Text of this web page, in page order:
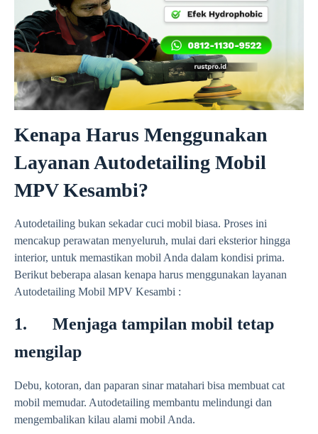
Kenapa Harus Menggunakan
Layanan Autodetailing Mobil
MPV Kesambi?
Autodetailing bukan sekadar cuci mobil biasa. Proses ini
mencakup perawatan menyeluruh, mulai dari eksterior hingga
interior, untuk memastikan mobil Anda dalam kondisi prima.
Berikut beberapa alasan kenapa harus menggunakan layanan
Autodetailing Mobil MPV Kesambi :
1. Menjaga tampilan mobil tetap
mengilap
Debu, kotoran, dan paparan sinar matahari bisa membuat cat
mobil memudar. Autodetailing membantu melindungi dan
mengembalikan kilau alami mobil Anda.